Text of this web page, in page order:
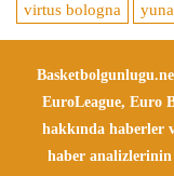
virtus bologna
EuroLeague, Euro
hakkında haberler
haber analizlerinin